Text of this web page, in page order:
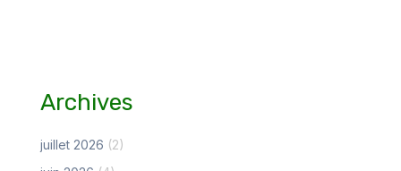
Archives
juillet 2026 (2)